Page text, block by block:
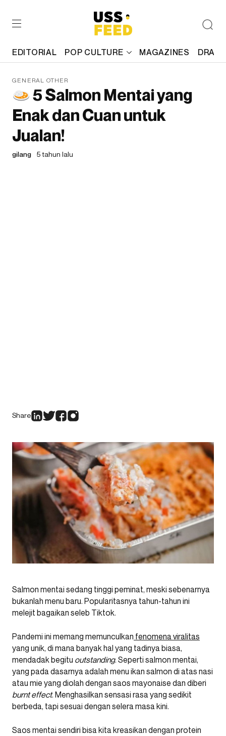
EDITORIAL POP CULTURE MAGAZINES
GENERAL OTHER
5 Salmon Mentai yang
Enak dan Cuan untuk
Jualan!
gilang 5 tahun lalu
Share
Salmon mentai sedang tinggi peminat, meski sebenarnya
bukanlah menu baru. Popularitasnya tahun-tahun ini
melejit bagaikan seleb Tiktok.
Pandemi ini memang memunculkan fenomena viralitas
yang unik, di mana banyak hal yang tadinya biasa,
mendadak begitu outstanding. Seperti salmon mentai,
yang pada dasarnya adalah menu ikan salmon di atas nasi
atau mie yang diolah dengan saos mayonaise dan diberi
burnt effect. Menghasilkan sensasi rasa yang sedikit
berbeda, tapi sesuai dengan selera masa kini.
Saos mentai sendiri bisa kita kreasikan dengan protein